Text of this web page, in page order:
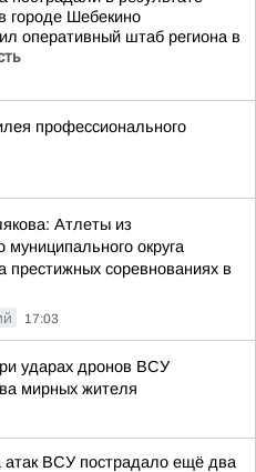
городе Шебекино
оперативный штаб региона в
профессионального
Атлеты из
муниципального округа
престижных соревнованиях в
17:03
ударах дронов ВСУ
мирных жителя
атак ВСУ пострадало ещё два